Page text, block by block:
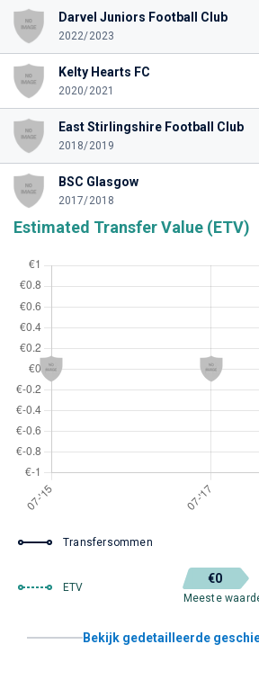
Darvel Juniors Football Club
2022/2023
Kelty Hearts FC
2020/2021
East Stirlingshire Football Club
2018/2019
BSC Glasgow
2017/2018
Estimated Transfer Value (ETV)
Transfersommen
ETV
€0
Meeste
Bekijk gedetailleerde